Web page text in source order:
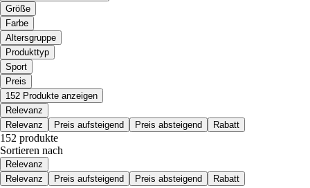
Größe
Farbe
Altersgruppe
Produkttyp
Sport
Preis
152 Produkte anzeigen
Relevanz
Relevanz
Preis aufsteigend Preis absteigend Rabatt
152 produkte
Sortieren nach
Relevanz
Relevanz
Preis aufsteigend Preis absteigend Rabatt